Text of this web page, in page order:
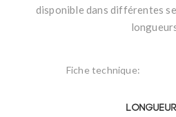
disponible dans différentes
Fiche technique:
Longueur